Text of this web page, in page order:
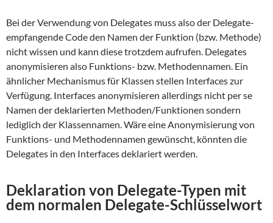
Bei der Verwendung von Delegates muss also der Delegate-
empfangende Code den Namen der Funktion (bzw. Methode)
nicht wissen und kann diese trotzdem aufrufen. Delegates
anonymisieren also Funktions- bzw. Methodennamen. Ein
ähnlicher Mechanismus für Klassen stellen Interfaces zur
Verfügung. Interfaces anonymisieren allerdings nicht per se
Namen der deklarierten Methoden/Funktionen sondern
lediglich der Klassennamen. Wäre eine Anonymisierung von
Funktions- und Methodennamen gewünscht, könnten die
Delegates in den Interfaces deklariert werden.
Deklaration von Delegate-Typen mit
dem normalen Delegate-Schlüsselwort